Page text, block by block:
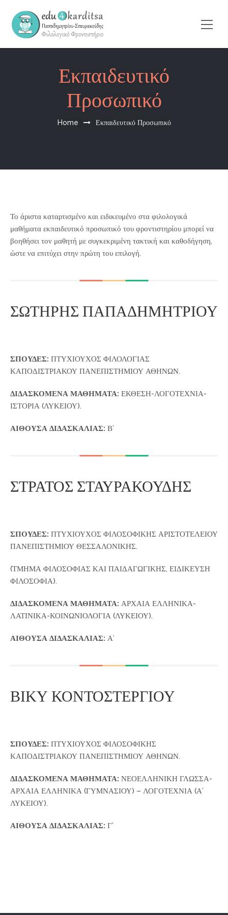
Εκπαιδευτικό
Προσωπικό
Home Εκπαιδευτικό Προσωπικό
Το άριστα καταρτισμένο και ειδικευμένο στα φιλολογικά
μαθήματα εκπαιδευτικό προσωπικό του φροντιστηρίου μπορεί να
βοηθήσει τον μαθητή με συγκεκριμένη τακτική και καθοδήγηση,
ώστε να επιτύχει στην πρώτη του επιλογή.
ΣΩΤΗΡΗΣ ΠΑΠΑΔΗΜΗΤΡΙΟΥ
ΣΠΟΥΔΕΣ: ΠΤΥΧΙΟΥΧΟΣ ΦΙΛΟΛΟΓΙΑΣ
ΚΑΠΟΔΙΣΤΡΙΑΚΟΥ ΠΑΝΕΠΙΣΤΗΜΙΟΥ ΑΘΗΝΩΝ.
ΔΙΔΑΣΚΟΜΕΝΑ ΜΑΘΗΜΑΤΑ: ΕΚΘΕΣΗ-ΛΟΓΟΤΕΧΝΙΑ-
ΙΣΤΟΡΙΑ (ΛΥΚΕΙΟΥ).
ΑΙΘΟΥΣΑ ΔΙΔΑΣΚΑΛΙΑΣ: Β’
ΣΤΡΑΤΟΣ ΣΤΑΥΡΑΚΟΥΔΗΣ
ΣΠΟΥΔΕΣ: ΠΤΥΧΙΟΥΧΟΣ ΦΙΛΟΣΟΦΙΚΗΣ ΑΡΙΣΤΟΤΕΛΕΙΟΥ
ΠΑΝΕΠΙΣΤΗΜΙΟΥ ΘΕΣΣΑΛΟΝΙΚΗΣ.
(ΤΜΗΜΑ ΦΙΛΟΣΟΦΙΑΣ ΚΑΙ ΠΑΙΔΑΓΩΓΙΚΗΣ, ΕΙΔΙΚΕΥΣΗ
ΦΙΛΟΣΟΦΙΑ).
ΔΙΔΑΣΚΟΜΕΝΑ ΜΑΘΗΜΑΤΑ: ΑΡΧΑΙΑ ΕΛΛΗΝΙΚΑ-
ΛΑΤΙΝΙΚΑ-ΚΟΙΝΩΝΙΟΛΟΓΙΑ (ΛΥΚΕΙΟΥ).
ΑΙΘΟΥΣΑ ΔΙΔΑΣΚΑΛΙΑΣ: Α’
ΒΙΚΥ ΚΟΝΤΟΣΤΕΡΓΙΟΥ
ΣΠΟΥΔΕΣ: ΠΤΥΧΙΟΥΧΟΣ ΦΙΛΟΣΟΦΙΚΗΣ
ΚΑΠΟΔΙΣΤΡΙΑΚΟΥ ΠΑΝΕΠΙΣΤΗΜΙΟΥ ΑΘΗΝΩΝ.
ΔΙΔΑΣΚΟΜΕΝΑ ΜΑΘΗΜΑΤΑ: ΝΕΟΕΛΛΗΝΙΚΗ ΓΛΩΣΣΑ-
ΑΡΧΑΙΑ ΕΛΛΗΝΙΚΑ (ΓΥΜΝΑΣΙΟΥ) – ΛΟΓΟΤΕΧΝΙΑ (Α’
ΛΥΚΕΙΟΥ).
ΑΙΘΟΥΣΑ ΔΙΔΑΣΚΑΛΙΑΣ: Γ’